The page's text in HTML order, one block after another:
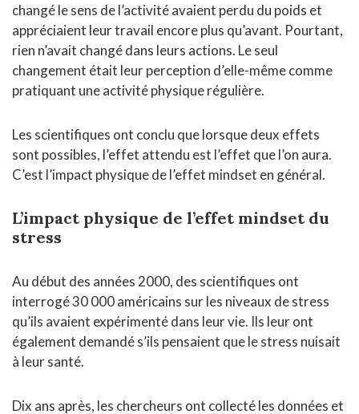
changé le sens de l’activité avaient perdu du poids et
appréciaient leur travail encore plus qu’avant. Pourtant,
rien n’avait changé dans leurs actions. Le seul
changement était leur perception d’elle-même comme
pratiquant une activité physique régulière.
Les scientifiques ont conclu que lorsque deux effets
sont possibles, l’effet attendu est l’effet que l’on aura.
C’est l’impact physique de l’effet mindset en général.
L’impact physique de l’effet mindset du
stress
Au début des années 2000, des scientifiques ont
interrogé 30 000 américains sur les niveaux de stress
qu’ils avaient expérimenté dans leur vie. Ils leur ont
également demandé s’ils pensaient que le stress nuisait
à leur santé.
Dix ans après, les chercheurs ont collecté les données et